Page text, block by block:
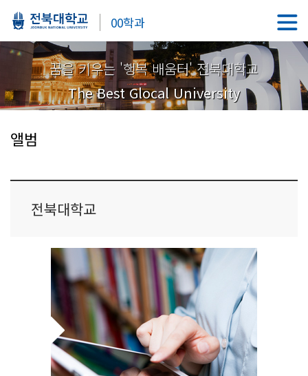
00학과
꿈을 키우는 '행복 배움터' 전북대학교
The Best Glocal University
앨범
전북대학교